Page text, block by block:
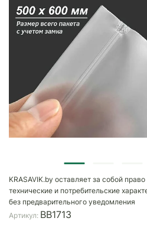
KRASAVIK.by оставляет за собой
технические и потребительские
без предварительного уведомления
Артикул: BB1713